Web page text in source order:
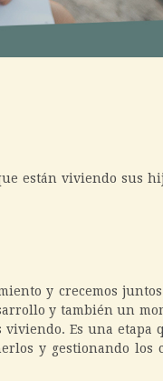
están viviendo sus
y crecemos
y también un
Es una etapa
y gestionando los